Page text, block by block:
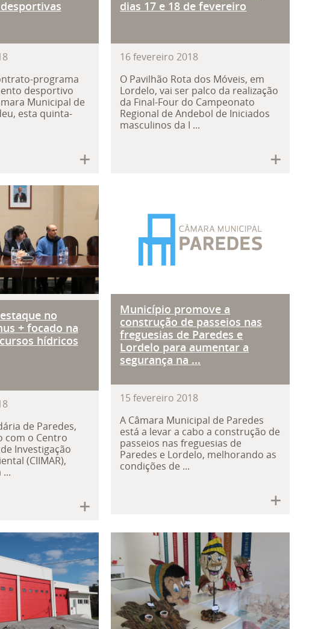
programa
desportivo
Municipal de
esta quinta-
dias 17 e 18 de fevereiro
16fevereiro 2018
O Pavilhão Rota dos Móveis, em
Lordelo, vai ser palco da realização
da Final-Four do Campeonato
Regional de Andebol de Iniciados
masculinos da I ...
do artigo sexagésimo sexto do
destaque no projeto Erasmus +
no
+ focado na
hídricos
de Paredes,
com o Centro
Investigação
(CIIMAR),
Município promove a
construção de passeios nas
freguesias de Paredes e
Lordelo para aumentar a
segurança na ...
15 fevereiro 2018
A Câmara Municipal de Paredes
está a levar a cabo a construção de
passeios nas freguesias de
Paredes e Lordelo, melhorando as
condições de ...
com programa gratuito a
de proximidade da Câmara de
Indústria do mobiliário